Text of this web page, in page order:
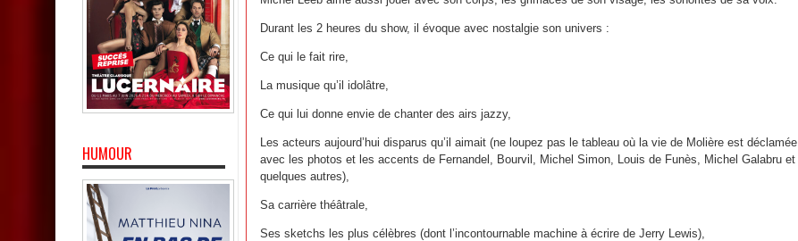
Durant les 2 heures du show, il évoque avec nostalgie son univers :
Ce qui le fait rire,
La musique qu’il idolâtre,
Ce qui lui donne envie de chanter des airs jazzy,
Les acteurs aujourd’hui disparus qu’il aimait (ne loupez pas le tableau où la vie de Molière est déclamée
avec les photos et les accents de Fernandel, Bourvil, Michel Simon, Louis de Funès, Michel Galabru et
quelques autres),
Sa carrière théâtrale,
Ses sketchs les plus célèbres (dont l’incontournable machine à écrire de Jerry Lewis),
HUMOUR